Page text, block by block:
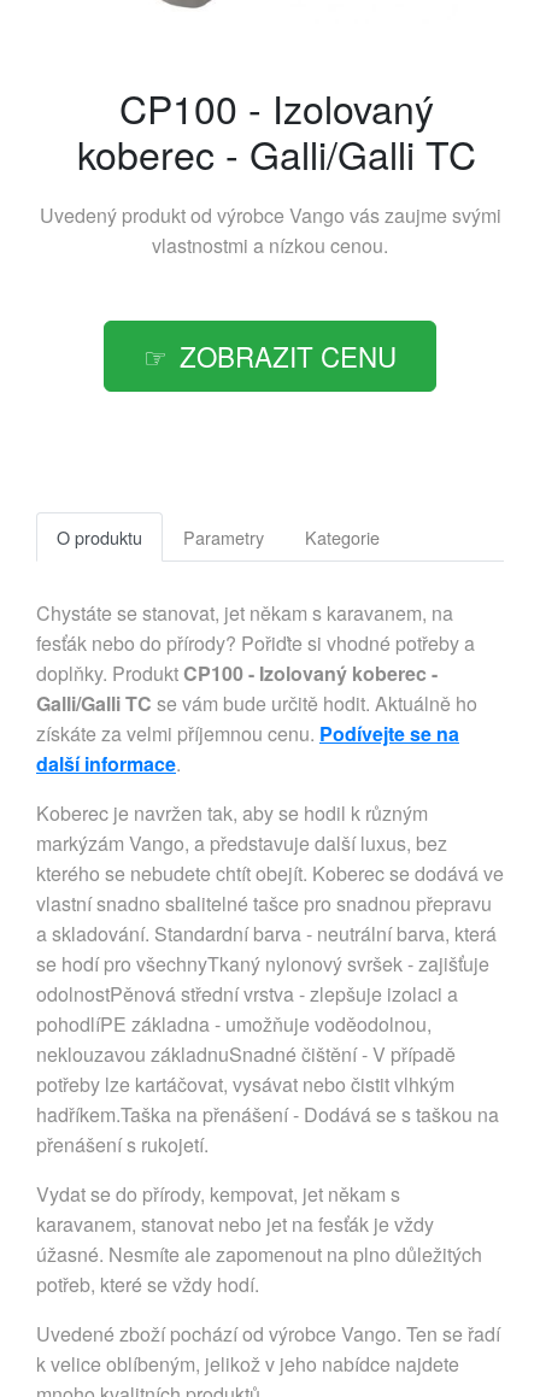
CP100 - Izolovaný
koberec - Galli/Galli TC
Uvedený produkt od výrobce Vango vás zaujme svými
vlastnostmi a nízkou cenou.
ZOBRAZIT CENU
O produktu Parametry Kategorie
Chystáte se stanovat, jet někam s karavanem, na
fesťák nebo do přírody? Pořiďte si vhodné potřeby a
doplňky. ProduktCP100 - Izolovaný koberec -
Galli/Galli TC se vám bude určitě hodit. Aktuálně ho
získáte za velmi příjemnou cenu. Podívejte se na
další informace.
Koberec je navržen tak, aby se hodil k různým
markýzám Vango, a představuje další luxus, bez
kterého se nebudete chtít obejít. Koberec se dodává ve
vlastní snadno sbalitelné tašce pro snadnou přepravu
a skladování. Standardní barva - neutrální barva, která
se hodí pro všechnyTkaný nylonový svršek - zajišťuje
odolnostPěnová střední vrstva - zlepšuje izolaci a
pohodlíPE základna - umožňuje voděodolnou,
neklouzavou základnuSnadné čištění - V případě
potřeby lze kartáčovat, vysávat nebo čistit vlhkým
hadříkem.Taška na přenášení - Dodává se s taškou na
přenášení s rukojetí.
Vydat se do přírody, kempovat, jet někam s
karavanem, stanovat nebo jet na fesťák je vždy
úžasné. Nesmíte ale zapomenout na plno důležitých
potřeb, které se vždy hodí.
Uvedené zboží pochází od výrobce Vango. Ten se řadí
k velice oblíbeným, jelikož v jeho nabídce najdete